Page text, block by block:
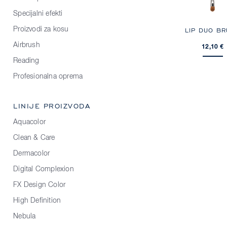
Specijalni efekti
Proizvodi za kosu
Airbrush
Reading
Profesionalna oprema
LINIJE PROIZVODA
Aquacolor
Clean & Care
Dermacolor
Digital Complexion
FX Design Color
High Definition
Nebula
LIP DUO
12,10 €